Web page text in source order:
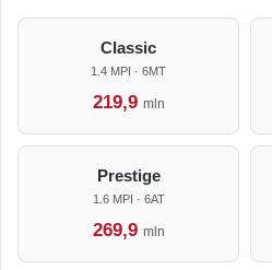
Classic
1.4 MPI · 6MT
219,9 mln
Prestige
1.6 MPI · 6AT
269,9 mln